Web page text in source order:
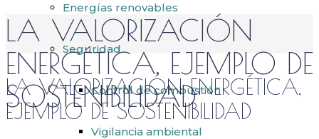
Energías renovables
Seguridad
Control de combustión
Vigilancia ambiental
LA VALORIZACIÓN
ENERGÉTICA, EJEMPLO DE
SOSTENIBILIDAD
LA VALORIZACIÓN ENERGÉTICA,
EJEMPLO DE SOSTENIBILIDAD